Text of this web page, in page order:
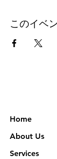
このイベ
Home
About Us
Services